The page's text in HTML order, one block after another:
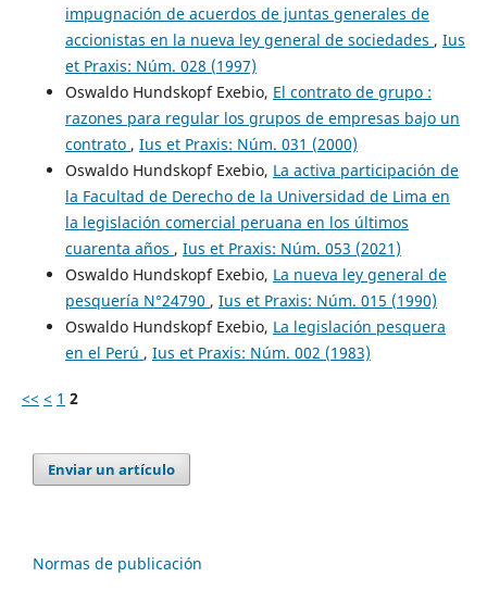
impugnación de acuerdos de juntas generales de
accionistas en la nueva ley general de sociedades , Ius
et Praxis: Núm. 028 (1997)
Oswaldo Hundskopf Exebio, El contrato de grupo :
razones para regular los grupos de empresas bajo un
contrato , Ius et Praxis: Núm. 031 (2000)
Oswaldo Hundskopf Exebio, La activa participación de
la Facultad de Derecho de la Universidad de Lima en
la legislación comercial peruana en los últimos
cuarenta años , Ius et Praxis: Núm. 053 (2021)
Oswaldo Hundskopf Exebio, La nueva ley general de
pesquería N°24790 , Ius et Praxis: Núm. 015 (1990)
Oswaldo Hundskopf Exebio, La legislación pesquera
en el Perú , Ius et Praxis: Núm. 002 (1983)
<< < 1 2
Enviar un artículo
Normas de publicación